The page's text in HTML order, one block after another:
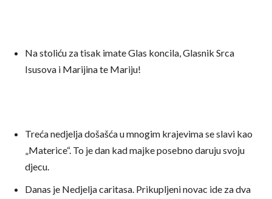
Na stoliću za tisak imate Glas koncila, Glasnik Srca
Isusova i Marijina te Mariju!
Treća nedjelja došašća u mnogim krajevima se slavi kao
„Materice“. To je dan kad majke posebno daruju svoju
djecu.
Danas je Nedjelja caritasa. Prikupljeni novac ide za dva